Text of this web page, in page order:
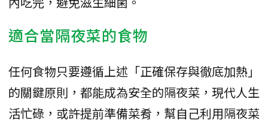
適合當隔夜菜的食物
任何食物只要遵循上述「正確保存與徹底加熱」
的關鍵原則，都能成為安全的隔夜菜，現代人生
活忙碌，或許提前準備菜肴，幫自己利用隔夜菜